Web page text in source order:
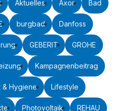
Aktuelles Axor Bad
burgbad Danfoss
GEBERIT GROHE
Kampagnenbeitrag
& Hygiene Lifestyle
Photovoltaik REHAU